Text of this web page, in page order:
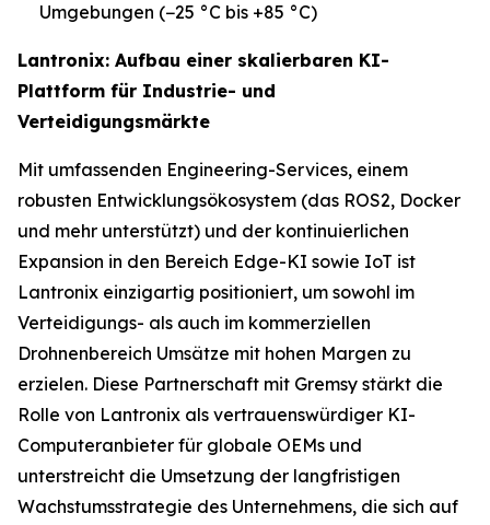
Umgebungen (−25 °C bis +85 °C)
Lantronix: Aufbau einer skalierbaren KI-
Plattform für Industrie- und
Verteidigungsmärkte
Mit umfassenden Engineering-Services, einem
robusten Entwicklungsökosystem (das ROS2, Docker
und mehr unterstützt) und der kontinuierlichen
Expansion in den Bereich Edge-KI sowie IoT ist
Lantronix einzigartig positioniert, um sowohl im
Verteidigungs- als auch im kommerziellen
Drohnenbereich Umsätze mit hohen Margen zu
erzielen. Diese Partnerschaft mit Gremsy stärkt die
Rolle von Lantronix als vertrauenswürdiger KI-
Computeranbieter für globale OEMs und
unterstreicht die Umsetzung der langfristigen
Wachstumsstrategie des Unternehmens, die sich auf